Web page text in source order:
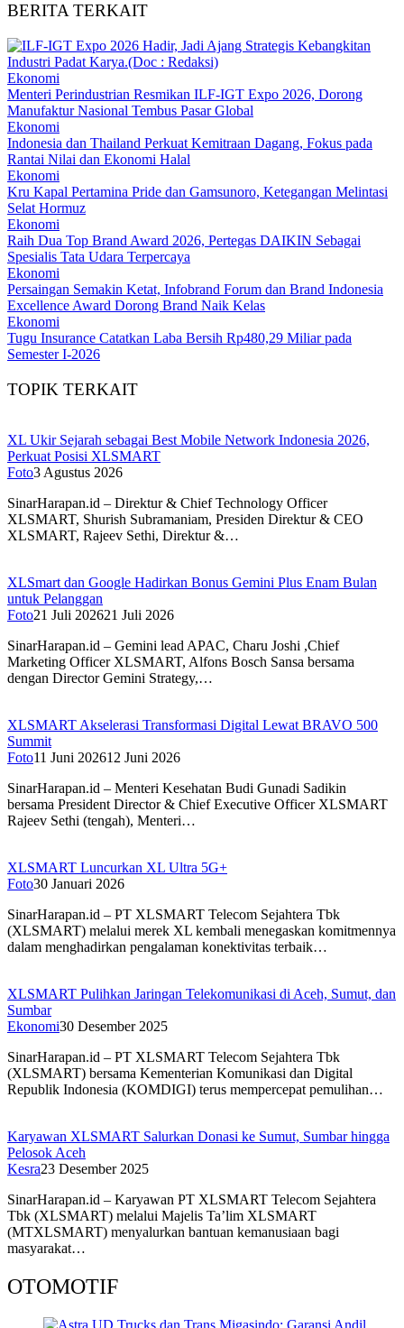
BERITA TERKAIT
Ekonomi
Menteri Perindustrian Resmikan ILF-IGT Expo 2026, Dorong
Manufaktur Nasional Tembus Pasar Global
Ekonomi
Indonesia dan Thailand Perkuat Kemitraan Dagang, Fokus pada
Rantai Nilai dan Ekonomi Halal
Ekonomi
Kru Kapal Pertamina Pride dan Gamsunoro, Ketegangan Melintasi
Selat Hormuz
Ekonomi
Raih Dua Top Brand Award 2026, Pertegas DAIKIN Sebagai
Spesialis Tata Udara Terpercaya
Ekonomi
Persaingan Semakin Ketat, Infobrand Forum dan Brand Indonesia
Excellence Award Dorong Brand Naik Kelas
Ekonomi
Tugu Insurance Catatkan Laba Bersih Rp480,29 Miliar pada
Semester I-2026
TOPIK TERKAIT
XL Ukir Sejarah sebagai Best Mobile Network Indonesia 2026,
Perkuat Posisi XLSMART
Foto3 Agustus 2026
SinarHarapan.id – Direktur & Chief Technology Officer
XLSMART, Shurish Subramaniam, Presiden Direktur & CEO
XLSMART, Rajeev Sethi, Direktur &…
XLSmart dan Google Hadirkan Bonus Gemini Plus Enam Bulan
untuk Pelanggan
Foto21 Juli 202621 Juli 2026
SinarHarapan.id – Gemini lead APAC, Charu Joshi ,Chief
Marketing Officer XLSMART, Alfons Bosch Sansa bersama
dengan Director Gemini Strategy,…
XLSMART Akselerasi Transformasi Digital Lewat BRAVO 500
Summit
Foto11 Juni 202612 Juni 2026
SinarHarapan.id – Menteri Kesehatan Budi Gunadi Sadikin
bersama President Director & Chief Executive Officer XLSMART
Rajeev Sethi (tengah), Menteri…
XLSMART Luncurkan XL Ultra 5G+
Foto30 Januari 2026
SinarHarapan.id – PT XLSMART Telecom Sejahtera Tbk
(XLSMART) melalui merek XL kembali menegaskan komitmennya
dalam menghadirkan pengalaman konektivitas terbaik…
XLSMART Pulihkan Jaringan Telekomunikasi di Aceh, Sumut, dan
Sumbar
Ekonomi30 Desember 2025
SinarHarapan.id – PT XLSMART Telecom Sejahtera Tbk
(XLSMART) bersama Kementerian Komunikasi dan Digital
Republik Indonesia (KOMDIGI) terus mempercepat pemulihan…
Karyawan XLSMART Salurkan Donasi ke Sumut, Sumbar hingga
Pelosok Aceh
Kesra23 Desember 2025
SinarHarapan.id – Karyawan PT XLSMART Telecom Sejahtera
Tbk (XLSMART) melalui Majelis Ta’lim XLSMART
(MTXLSMART) menyalurkan bantuan kemanusiaan bagi
masyarakat…
OTOMOTIF